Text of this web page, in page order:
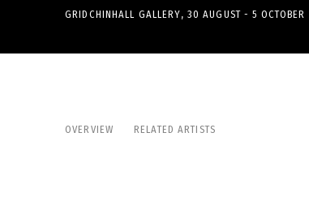
GRIDCHINHALL GALLERY, 30 AUGUST - 5 OCTOBER
«УРОВЕНЬ ВОДЫ»
OVERVIEW RELATED ARTISTS